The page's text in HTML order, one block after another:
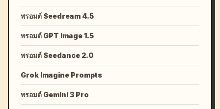
พรอมต์ Seedream 4.5
พรอมต์ GPT Image 1.5
พรอมต์ Seedance 2.0
Grok Imagine Prompts
พรอมต์ Gemini 3 Pro